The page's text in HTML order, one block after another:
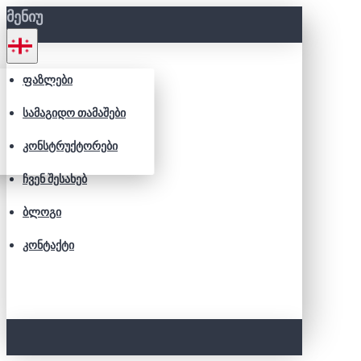
ᲛᲔᲜᲘᲣ
ᲤᲐᲖᲚᲔᲑᲘ
ᲡᲐᲛᲐᲒᲘᲓᲝ ᲗᲐᲛᲐᲨᲔᲑᲘ
ᲙᲝᲜᲡᲢᲠᲣᲥᲢᲝᲠᲔᲑᲘ
ᲩᲕᲔᲜ ᲨᲔᲡᲐᲮᲔᲑ
ᲑᲚᲝᲒᲘ
ᲙᲝᲜᲢᲐᲥᲢᲘ